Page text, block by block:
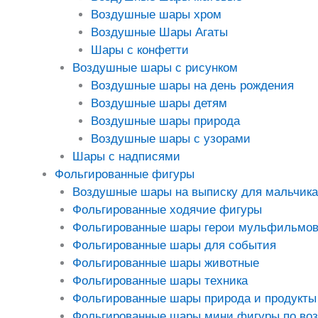
Воздушные шары хром
Воздушные Шары Агаты
Шары с конфетти
Воздушные шары с рисунком
Воздушные шары на день рождения
Воздушные шары детям
Воздушные шары природа
Воздушные шары с узорами
Шары с надписями
Фольгированные фигуры
Воздушные шары на выписку для мальчика
Фольгированные ходячие фигуры
Фольгированные шары герои мульфильмов
Фольгированные шары для события
Фольгированные шары животные
Фольгированные шары техника
Фольгированные шары природа и продукты